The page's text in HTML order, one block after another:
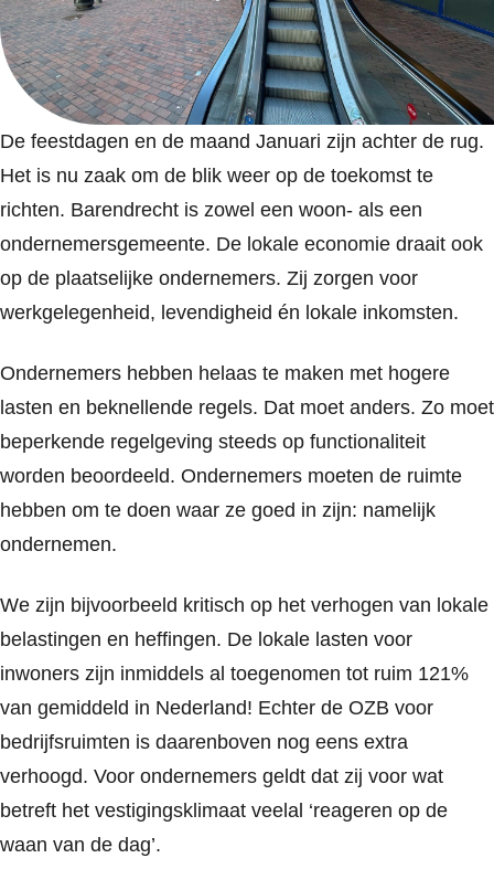
De feestdagen en de maand Januari zijn achter de rug.
Het is nu zaak om de blik weer op de toekomst te
richten. Barendrecht is zowel een woon- als een
ondernemersgemeente. De lokale economie draait ook
op de plaatselijke ondernemers. Zij zorgen voor
werkgelegenheid, levendigheid én lokale inkomsten.
Ondernemers hebben helaas te maken met hogere
lasten en beknellende regels. Dat moet anders. Zo moet
beperkende regelgeving steeds op functionaliteit
worden beoordeeld. Ondernemers moeten de ruimte
hebben om te doen waar ze goed in zijn: namelijk
ondernemen.
We zijn bijvoorbeeld kritisch op het verhogen van lokale
belastingen en heffingen. De lokale lasten voor
inwoners zijn inmiddels al toegenomen tot ruim 121%
van gemiddeld in Nederland! Echter de OZB voor
bedrijfsruimten is daarenboven nog eens extra
verhoogd. Voor ondernemers geldt dat zij voor wat
betreft het vestigingsklimaat veelal ‘reageren op de
waan van de dag’.